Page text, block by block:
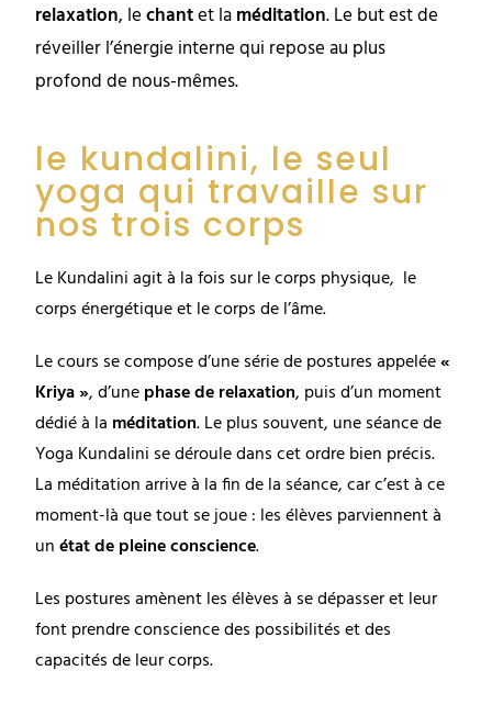
relaxation, lechantet laméditation. Le but est de
réveiller l’énergie interne qui repose au plus
profond de nous-mêmes.
le kundalini, le seul
yoga qui travaille sur
nos trois corps
Le Kundalini agit à la fois surle corps physique, le
corps énergétiqueet le corps de l’âme.
Le cours se compose d’une série de postures appelée«
Kriya », d’unephase de relaxation, puis d’un moment
dédié à la méditation. Le plus souvent, une séance de
Yoga Kundalini se déroule dans cet ordre bien précis.
La méditation arrive à la fin de la séance, car c’est à ce
moment-là que tout se joue : les élèves parviennent à
unétat de pleine conscience.
Les postures amènent les élèves à se dépasser et leur
font prendre conscience des possibilités et des
capacités de leur corps.